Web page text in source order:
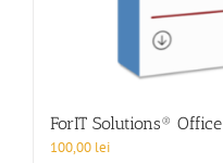
ForIT Solutions® Office
100,00 lei